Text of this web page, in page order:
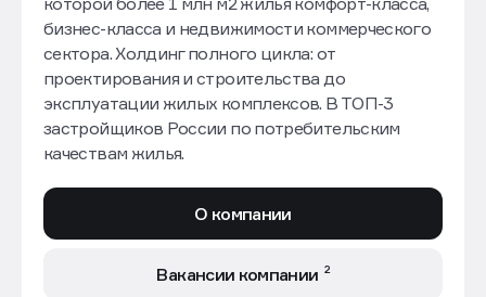
компания Челябинской области, в портфеле
которой более 1 млн м2 жилья комфорт-класса,
бизнес-класса и недвижимости коммерческого
сектора. Холдинг полного цикла: от
проектирования и строительства до
эксплуатации жилых комплексов. В ТОП-3
застройщиков России по потребительским
качествам жилья.